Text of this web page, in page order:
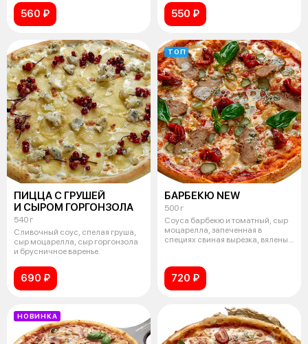
560 ₽ 550 ₽
ПИЦЦА С ГРУШЕЙ
И СЫРОМ ГОРГОНЗОЛА
540 г
Сливочный соус, спелая груша,
сыр моцарелла, сыр горгонзола
и брусничное варенье.
690 ₽
ТОП
БАРБЕКЮ NEW
500 г
Соуса барбекю и томатный, сыр
моцарелла, запеченная в
специях свиная вырезка, вяленый
720 ₽
НОВИНКА